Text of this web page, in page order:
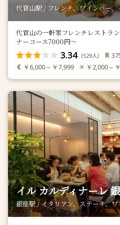
代官山駅 / フレンチ、ワインバー、
代官山の一軒家フレンチレストラ
ナーコース7000円～
3.34（529人）
￥6,000～￥7,999 ￥2,000～
イル カルディナーレ
銀座駅 / イタリアン、ステーキ、ワ